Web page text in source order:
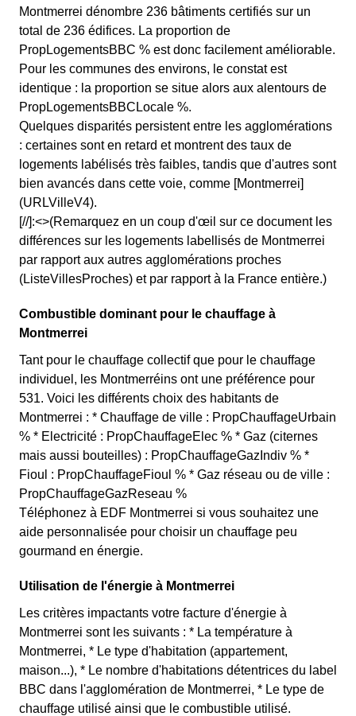
Montmerrei dénombre 236 bâtiments certifiés sur un
total de 236 édifices. La proportion de
PropLogementsBBC % est donc facilement améliorable.
Pour les communes des environs, le constat est
identique : la proportion se situe alors aux alentours de
PropLogementsBBCLocale %.
Quelques disparités persistent entre les agglomérations
: certaines sont en retard et montrent des taux de
logements labélisés très faibles, tandis que d'autres sont
bien avancés dans cette voie, comme [Montmerrei]
(URLVilleV4).
[//]:<>(Remarquez en un coup d'œil sur ce document les
différences sur les logements labellisés de Montmerrei
par rapport aux autres agglomérations proches
(ListeVillesProches) et par rapport à la France entière.)
Combustible dominant pour le chauffage à
Montmerrei
Tant pour le chauffage collectif que pour le chauffage
individuel, les Montmerréins ont une préférence pour
531. Voici les différents choix des habitants de
Montmerrei : * Chauffage de ville : PropChauffageUrbain
% * Electricité : PropChauffageElec % * Gaz (citernes
mais aussi bouteilles) : PropChauffageGazIndiv % *
Fioul : PropChauffageFioul % * Gaz réseau ou de ville :
PropChauffageGazReseau %
Téléphonez à EDF Montmerrei si vous souhaitez une
aide personnalisée pour choisir un chauffage peu
gourmand en énergie.
Utilisation de l'énergie à Montmerrei
Les critères impactants votre facture d'énergie à
Montmerrei sont les suivants : * La température à
Montmerrei, * Le type d'habitation (appartement,
maison...), * Le nombre d'habitations détentrices du label
BBC dans l'agglomération de Montmerrei, * Le type de
chauffage utilisé ainsi que le combustible utilisé.